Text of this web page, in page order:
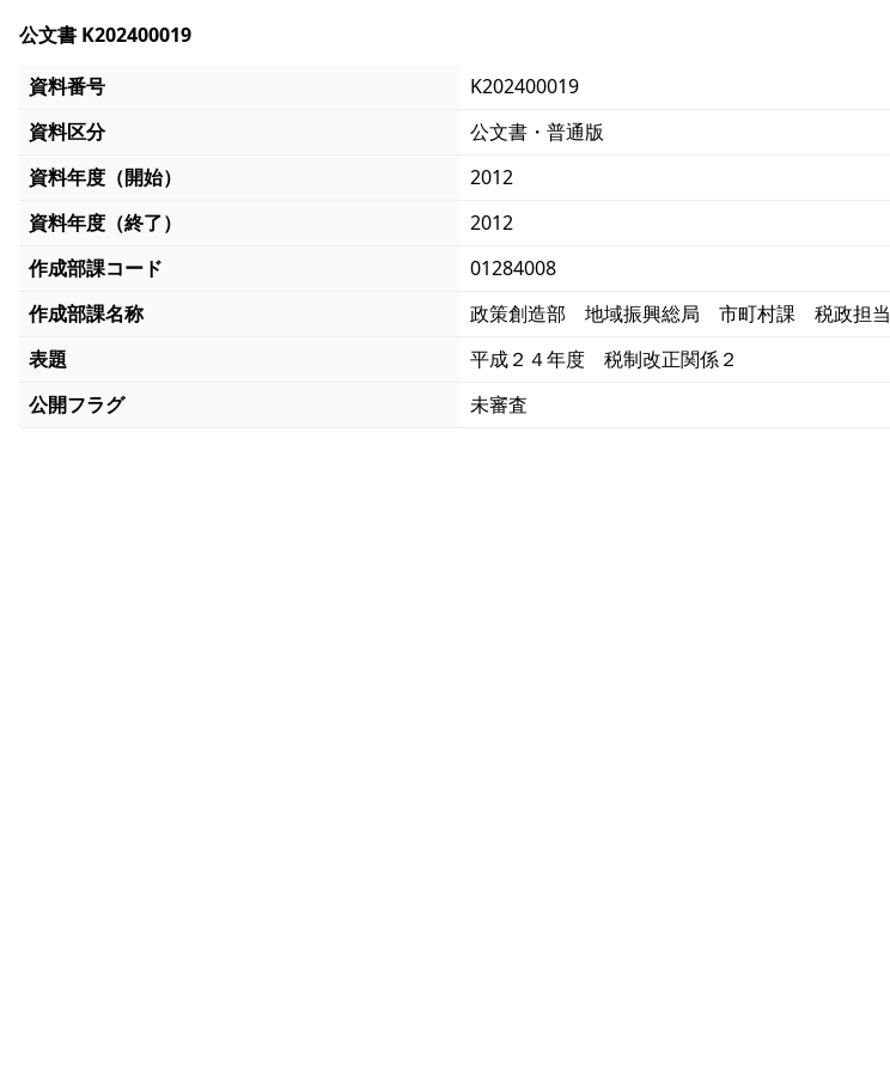
公文書 K202400019
資料番号
K202400019
資料区分
公文書・普通版
資料年度（開始）
2012
資料年度（終了）
2012
作成部課コード
01284008
作成部課名称
政策創造部 地域振興総局 市町村課 税政担当
表題
平成２４年度 税制改正関係２
公開フラグ
未審査